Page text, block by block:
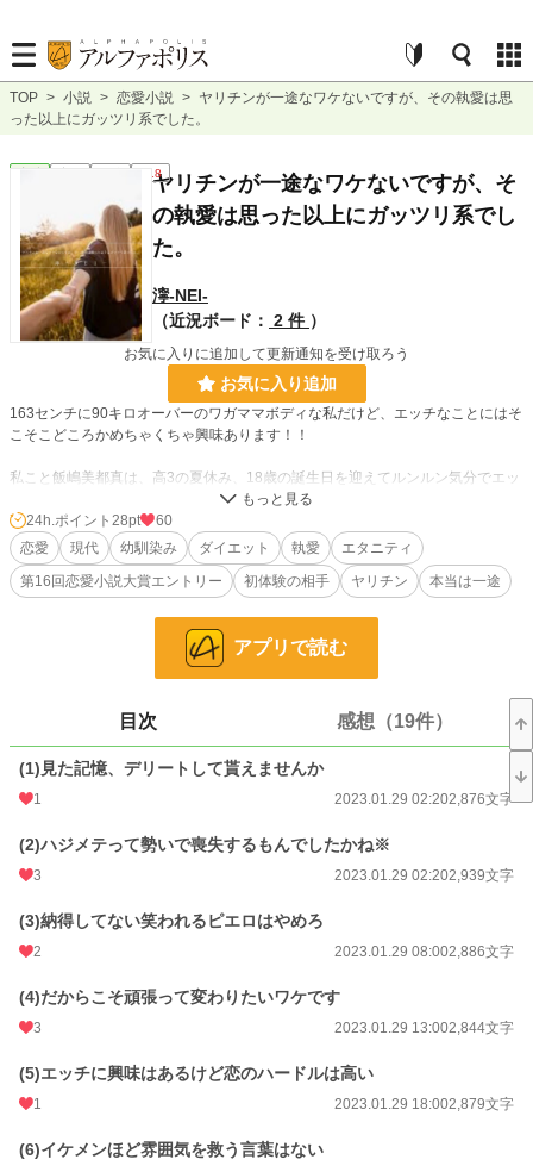
TOP > 小説 > 恋愛小説 > ヤリチンが一途なワケないですが、その執愛は思
った以上にガッツリ系でした。
R18ヤリチンが一途なワケないですが、そ
の執愛は思った以上にガッツリ系でし
た。
濘-NEI-
（近況ボード： 2 件 ）
お気に入りに追加して更新通知を受け取ろう
お気に入り追加
163センチに90キロオーバーのワガママボディな私だけど、エッチなことにはそ
こそこどころかめちゃくちゃ興味あります！！
私こと飯嶋美都真は、高3の夏休み、18歳の誕生日を迎えてルンルン気分でエッ
チなグッズを試そうとしたものの、そこに予期せぬ人物が登場したことで、話は
思わぬ方向に！？
『え、私の処女のお相手、ディルドじゃなくて済むんですか？』
たけれど、これから先もずっとおデブなキャラで生きて行くのか悩んだ美都真は
小説 22,573 位 / 228,850 件
24h.ポイント
文字数 104,420
更新日時
初回公開日時 2023.01.29 02:20
初回完結日時
週間ポイント 42 pt (48,661 位)
年間ポイント 5,526 pt (43,757 位)
24h.ポイント 28pt
60
恋愛
現代 幼馴染み ダイエット 執愛
エタニティ
第16回恋愛小説大賞エントリー
初体験の相手 ヤリチン 本当は一途
アプリで読む
目次 感想（19件）
(1)見た記憶、デリートして貰えませんか
1 2023.01.29 02:202,876文字
(2)ハジメテって勢いで喪失するもんでしたかね※
3 2023.01.29 02:202,939文字
(3)納得してない笑われるピエロはやめろ
2 2023.01.29 08:002,886文字
(4)だからこそ頑張って変わりたいワケです
3 2023.01.29 13:002,844文字
(5)エッチに興味はあるけど恋のハードルは高い
1 2023.01.29 18:002,879文字
(6)イケメンほど雰囲気を救う言葉はない